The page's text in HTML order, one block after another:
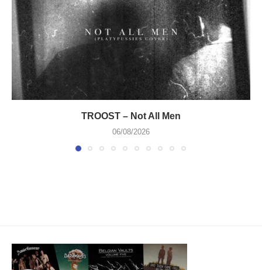
TROOST – Not All Men
06/08/2026